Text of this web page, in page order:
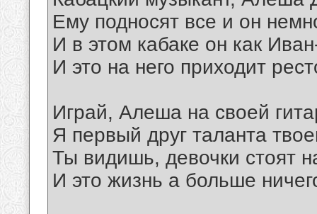
Ему подносят все и он
И в этом кабаке он как
И это на него приходит
Играй, Алеша на своей
Я первый друг таланта
Ты видишь, девочки стоят
И это жизнь а больше